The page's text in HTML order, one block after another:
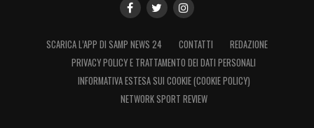
SCARICA L’APP DI SAMP NEWS 24 CONTATTI
REDAZIONE
PRIVACY POLICY E TRATTAMENTO DEI DATI PERSONALI
INFORMATIVA ESTESA SUI COOKIE (COOKIE POLICY)
NETWORK SPORT REVIEW